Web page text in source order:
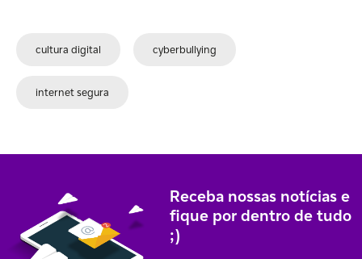
cultura digital cyberbullying
internet segura
Receba nossas notícias e
fique por dentro de tudo
;)